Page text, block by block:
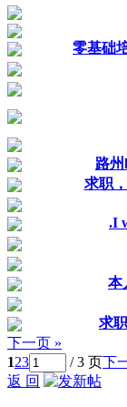
零基础
路
求职
.I
本
求
下一页 »
123 / 3 页下
返 回